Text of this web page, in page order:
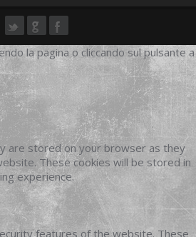
la pagina o cliccando sul pulsante a
are stored on your browser as they
These cookies will be stored in
experience.
features of the website. These